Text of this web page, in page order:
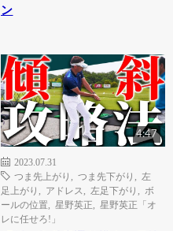
ン
4:47
2023.07.31
つま先上がり
つま先下がり
左
足上がり
アドレス 左足下がり
ボ
ールの位置
星野英正
星野英正「オ
レに任せろ!」